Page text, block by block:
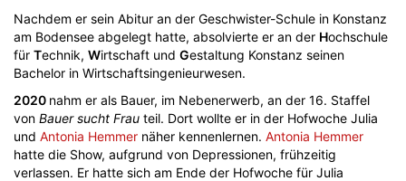
Nachdem er sein Abitur an der Geschwister-Schule in Konstanz
am Bodensee abgelegt hatte, absolvierte er an der Hochschule
für Technik, Wirtschaft und Gestaltung Konstanz seinen
Bachelor in Wirtschaftsingenieurwesen.
2020 nahm er als Bauer, im Nebenerwerb, an der 16. Staffel
von Bauer sucht Frau teil. Dort wollte er in der Hofwoche Julia
und Antonia Hemmer näher kennenlernen. Antonia Hemmer
hatte die Show, aufgrund von Depressionen, frühzeitig
verlassen. Er hatte sich am Ende der Hofwoche für Julia